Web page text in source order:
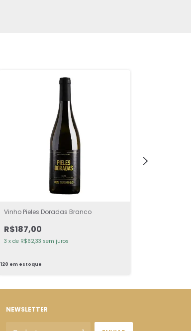
Vinho Pieles Doradas Branco
R$187,00
3 x de R$62,33 sem juros
120 em estoque
NEWSLETTER